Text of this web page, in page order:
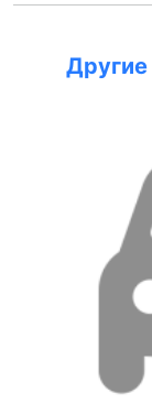
Другие